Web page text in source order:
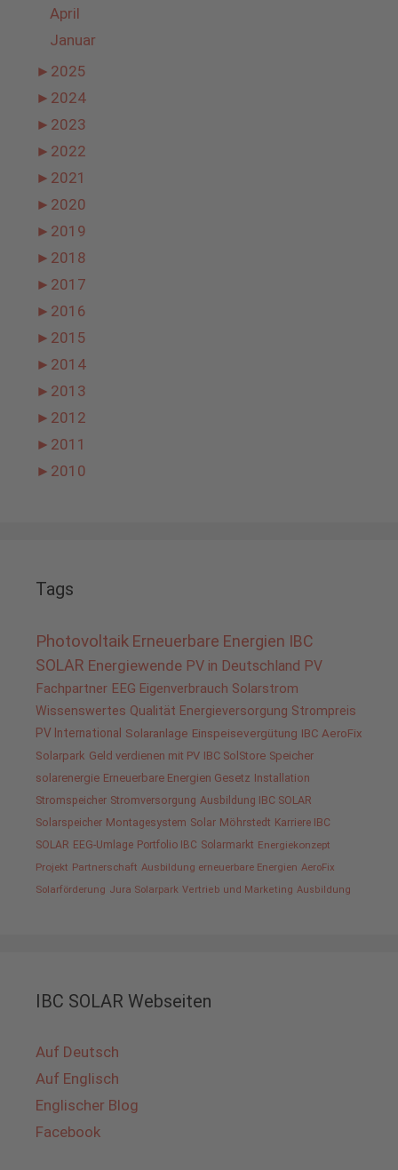
April
Januar
► 2025
► 2024
► 2023
► 2022
► 2021
► 2020
► 2019
► 2018
► 2017
► 2016
► 2015
► 2014
► 2013
► 2012
► 2011
► 2010
Tags
Photovoltaik Erneuerbare Energien IBC
SOLAR Energiewende PV in Deutschland PV
Fachpartner EEG Eigenverbrauch Solarstrom
Wissenswertes Qualität Energieversorgung Strompreis
PV International Solaranlage Einspeisevergütung IBC AeroFix
Solarpark Geld verdienen mit PV IBC SolStore Speicher
solarenergie Erneuerbare Energien Gesetz Installation
Stromspeicher Stromversorgung Ausbildung IBC SOLAR
Solarspeicher Montagesystem Solar Möhrstedt Karriere IBC
SOLAR EEG-Umlage Portfolio IBC Solarmarkt Energiekonzept
Projekt Partnerschaft Ausbildung erneuerbare Energien AeroFix
Solarförderung Jura Solarpark Vertrieb und Marketing Ausbildung
IBC SOLAR Webseiten
Auf Deutsch
Auf Englisch
Englischer Blog
Facebook